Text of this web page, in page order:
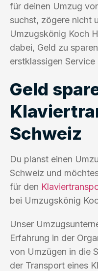
für deinen Umzug
suchst, zögere nicht
Umzugskönig Koch
dabei, Geld zu
erstklassigen Service
Geld
Schweiz
Du planst einen
Schweiz und
für den
bei Umzugskönig
Unser
Erfahrung in der
von Umzügen in die
der Transport eines